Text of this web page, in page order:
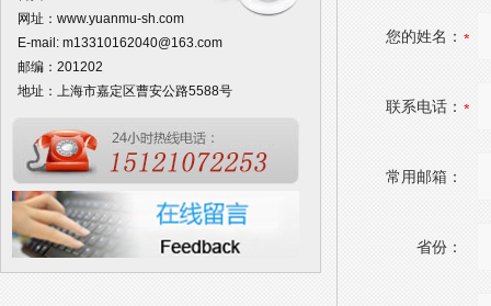
网址： www.yuanmu-sh.com
E-mail: m13310162040@163.com
邮编：201202
地址：上海市嘉定区曹安公路5588号
您的姓名：
联系电话：
常用邮箱：
省份：